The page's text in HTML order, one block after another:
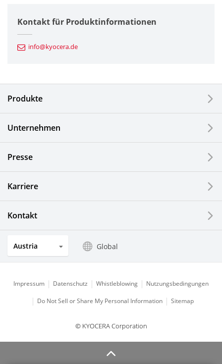
Automotive Komponenten
Elektronische Komponenten & Geräte
Optische Komponenten
Photovoltaiksysteme
Küchenprodukte
Kontakt für Produktinformationen
info@kyocera.de
Produkte
Unternehmen
Presse
Karriere
Kontakt
Austria Global
Impressum Datenschutz Whistleblowing Nutzungsbedingungen
Do Not Sell or Share My Personal Information Sitemap
© KYOCERA Corporation